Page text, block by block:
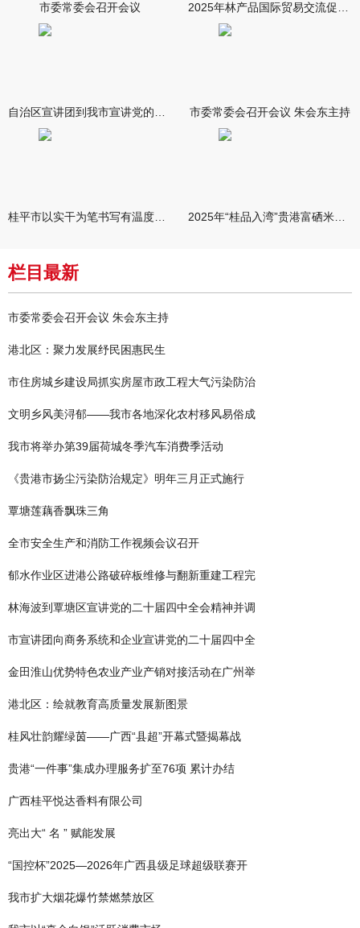
市委常委会召开会议
市委常委会召开会议 朱会东主持
栏目最新
市委常委会召开会议 朱会东主持
港北区：聚力发展纾民困惠民生
市住房城乡建设局抓实房屋市政工程大气污染防治
文明乡风美浔郁——我市各地深化农村移风易俗成
我市将举办第39届荷城冬季汽车消费季活动
《贵港市扬尘污染防治规定》明年三月正式施行
覃塘莲藕香飘珠三角
全市安全生产和消防工作视频会议召开
郁水作业区进港公路破碎板维修与翻新重建工程完
林海波到覃塘区宣讲党的二十届四中全会精神并调
市宣讲团向商务系统和企业宣讲党的二十届四中全
金田淮山优势特色农业产业产销对接活动在广州举
港北区：绘就教育高质量发展新图景
桂风壮韵耀绿茵——广西“县超”开幕式暨揭幕战
贵港“一件事”集成办理服务扩至76项 累计办结
​广西桂平悦达香料有限公司
亮出大“ 名 ” 赋能发展
“国控杯”2025—2026年广西县级足球超级联赛开
我市扩大烟花爆竹禁燃禁放区